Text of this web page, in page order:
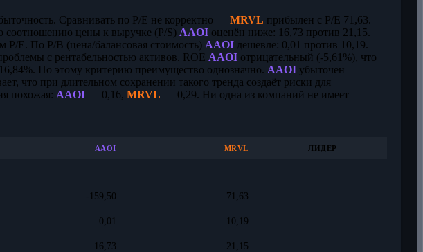
Сравнивать по P/E не корректно — MRVL прибылен с P/E 71,63.
соотношению цены к выручке (P/S) AAOIоценён ниже: 16,73 против 21,15.
P/E. По P/B (цена/балансовая стоимость) AAOIдешевле: 0,01 против 10,19.
с рентабельностью активов. ROE AAOIотрицательный (-5,61%), что
По этому критерию преимущество однозначно. AAOIубыточен —
что при длительном сохранении такого тренда создаёт риски для
похожая: AAOI— 0,16, MRVL — 0,29. Ни одна из компаний не имеет
AAOI MRVL ЛИДЕР
-159,50 71,63
0,01 10,19
16,73 21,15